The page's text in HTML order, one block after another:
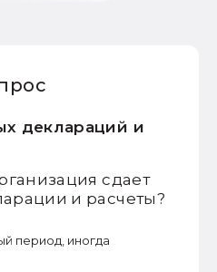
деклараций и
сдает
и расчеты?
период, иногда